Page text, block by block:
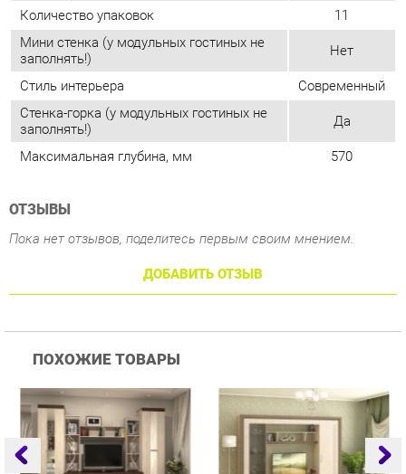
Стенка-горка (у модульных гостиных не
заполнять!)
Максимальная глубина, мм 570
ОТЗЫВЫ
Пока нет отзывов, поделитесь первым своим мнением.
ДОБАВИТЬ ОТЗЫВ
ПОХОЖИЕ ТОВАРЫ
Купить
Гостиная Стиль
Атлантида-2 Венге-дуб
Белфорд
25 223 ₽ Купить
Гостиная Витра
Симфония 7.10